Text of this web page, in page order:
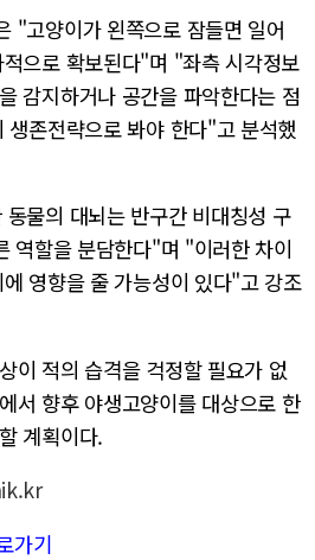
"고양이가 왼쪽으로 잠들면 일어
으로 확보된다"며 "좌측 시각정보
감지하거나 공간을 파악한다는 점
존전략으로 봐야 한다"고 분석했
물의 대뇌는 반구간 비대칭성 구
역할을 분담한다"며 "이러한 차이
영향을 줄 가능성이 있다"고 강조
이 적의 습격을 걱정할 필요가 없
서 향후 야생고양이를 대상으로 한
계획이다.
가기